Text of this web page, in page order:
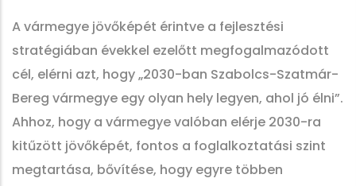
A vármegye jövőképét érintve a fejlesztési
stratégiában évekkel ezelőtt megfogalmazódott
cél, elérni azt, hogy „2030-ban Szabolcs-Szatmár-
Bereg vármegye egy olyan hely legyen, ahol jó élni”.
Ahhoz, hogy a vármegye valóban elérje 2030-ra
kitűzött jövőképét, fontos a foglalkoztatási szint
megtartása, bővítése, hogy egyre többen